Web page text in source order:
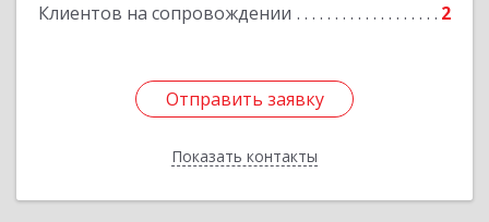
Клиентов на сопровождении 2
Отправить заявку
Показать контакты
Отправить заявку
Назад